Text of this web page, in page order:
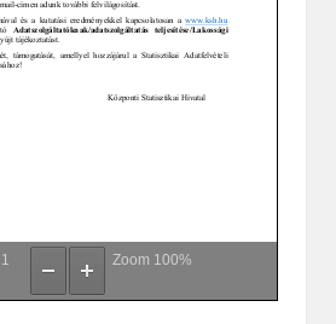
1 Zoom 100%